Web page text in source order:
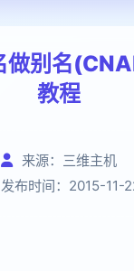
做别名
教程
来源：三维主机
发布时间：2015-11-